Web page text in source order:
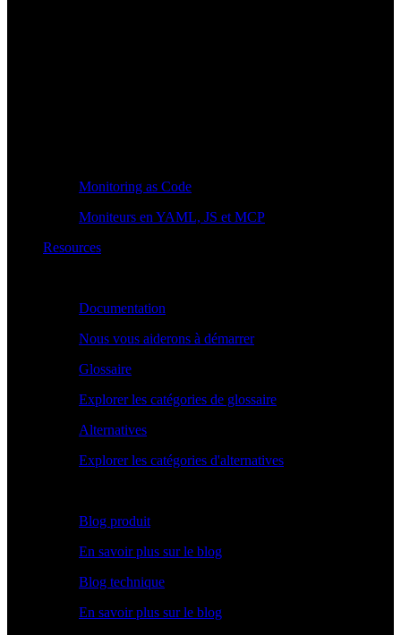
Monitoring as Code
Moniteurs en YAML, JS et MCP
Resources
Documentation
Nous vous aiderons à démarrer
Glossaire
Explorer les catégories de glossaire
Alternatives
Explorer les catégories d'alternatives
Blog produit
En savoir plus sur le blog
Blog technique
En savoir plus sur le blog